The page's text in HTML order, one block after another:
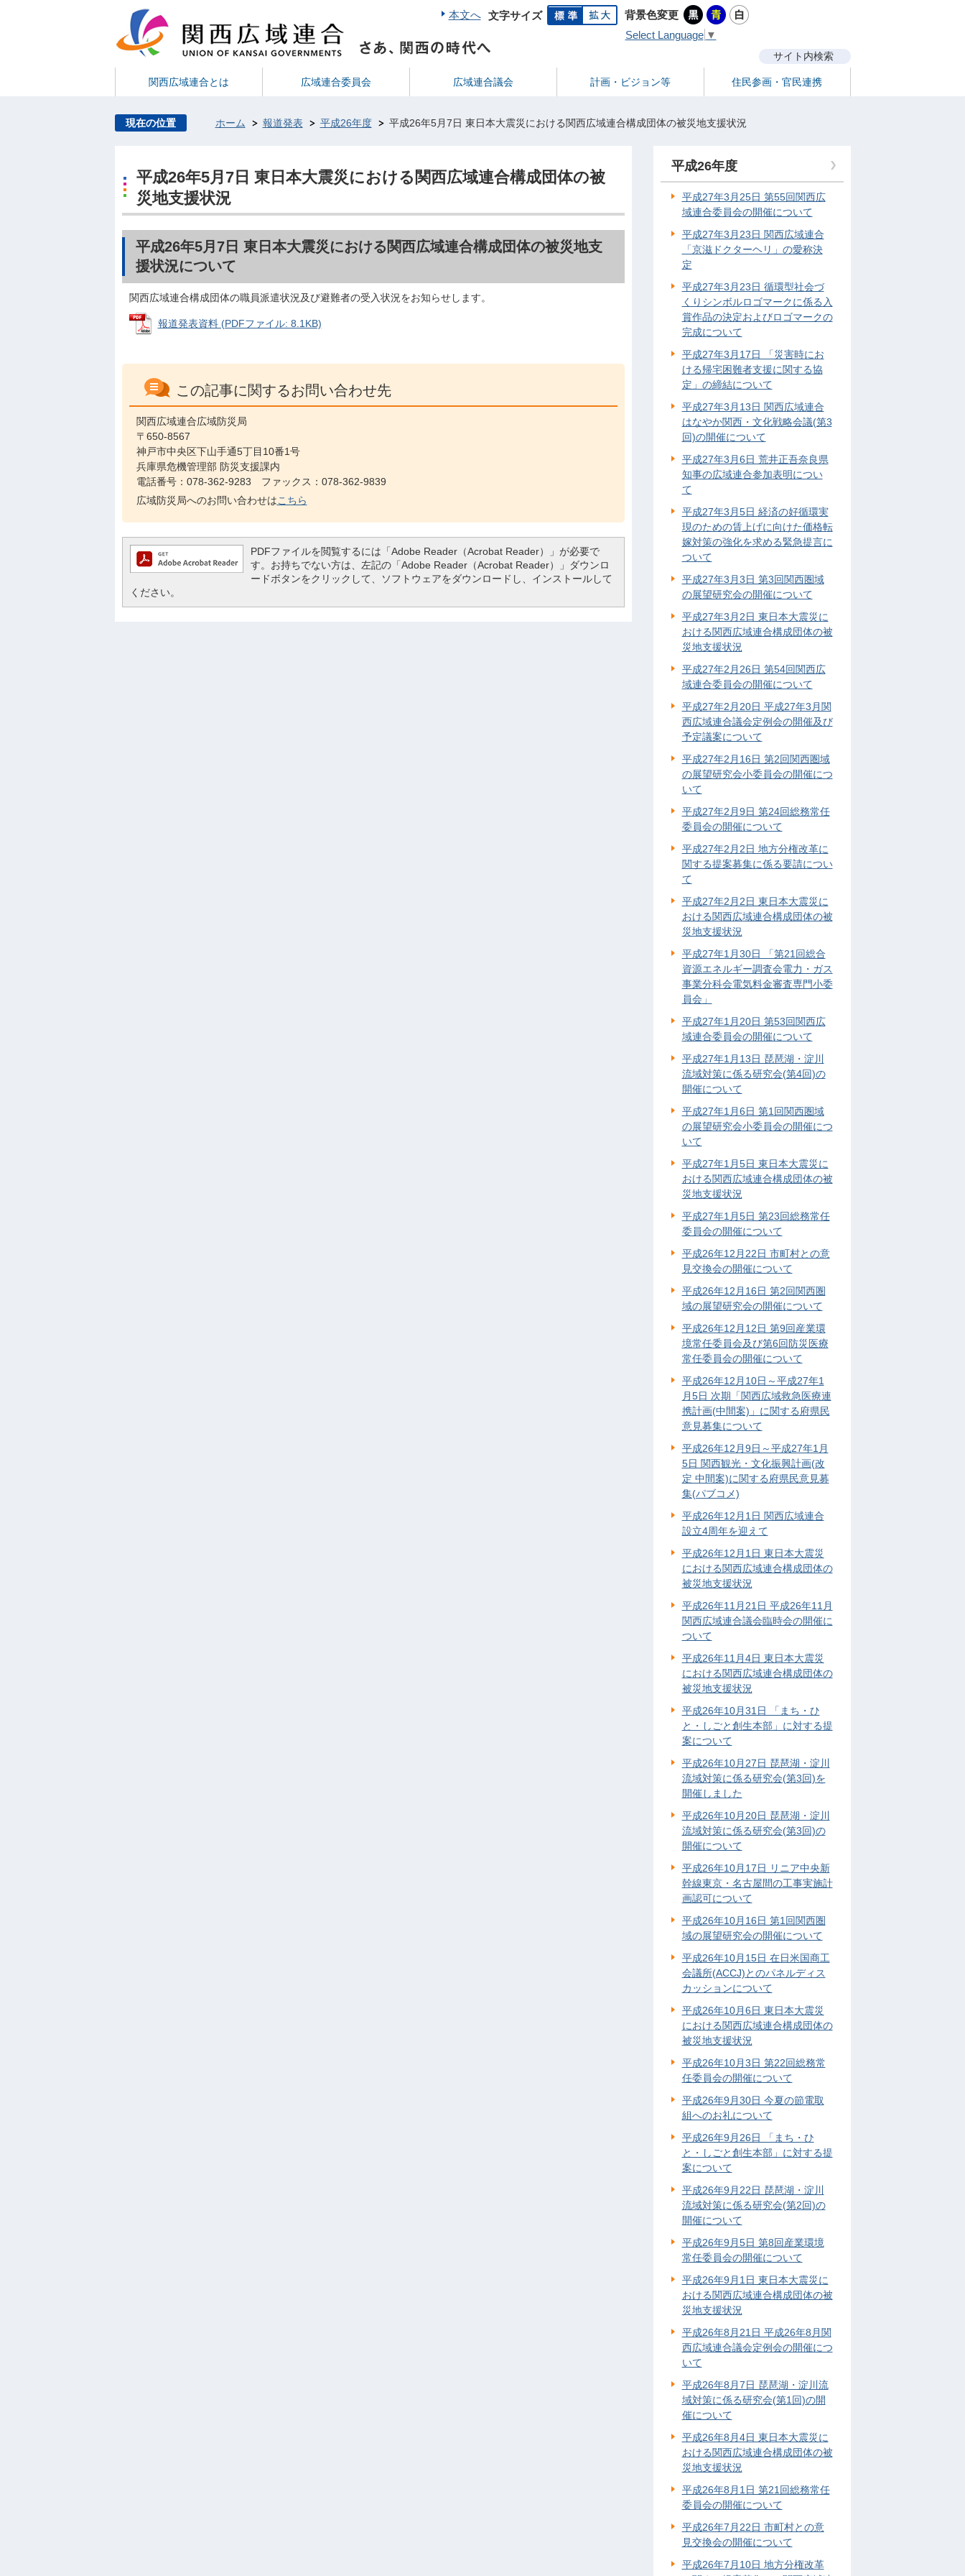
本文へ 文字サイズ
背景色変更
Select Language ▼
サイト内検索
関西広域連合とは 広域連合委員会 広域連合議会 計画・ビジョン等 住民参画・官民連携
現在の位置 ホーム 報道発表 平成26年度 平成26年5月7日 東日本大震災における関西広域連合構成団体の被災地支援状況
平成26年5月7日 東日本大震災における関西広域連合構成団体の被
災地支援状況
平成26年5月7日 東日本大震災における関西広域連合構成団体の被災地支
援状況について
関西広域連合構成団体の職員派遣状況及び避難者の受入状況をお知らせします。
報道発表資料 (PDFファイル: 8.1KB)
この記事に関するお問い合わせ先
関西広域連合広域防災局
〒650-8567
神戸市中央区下山手通5丁目10番1号
兵庫県危機管理部 防災支援課内
電話番号：078-362-9283 ファックス：078-362-9839
広域防災局へのお問い合わせはこちら
PDFファイルを閲覧するには「Adobe Reader（Acrobat Reader）」が必要で
す。お持ちでない方は、左記の「Adobe Reader（Acrobat Reader）」ダウンロ
ードボタンをクリックして、ソフトウェアをダウンロードし、インストールして
ください。
平成26年度
平成27年3月25日 第55回関西広
域連合委員会の開催について
平成27年3月23日 関西広域連合
「京滋ドクターヘリ」の愛称決
定
平成27年3月23日 循環型社会づ
くりシンボルロゴマークに係る入
賞作品の決定およびロゴマークの
完成について
平成27年3月17日 「災害時にお
ける帰宅困難者支援に関する協
定」の締結について
平成27年3月13日 関西広域連合
はなやか関西・文化戦略会議(第3
回)の開催について
平成27年3月6日 荒井正吾奈良県
知事の広域連合参加表明につい
て
平成27年3月5日 経済の好循環実
現のための賃上げに向けた価格転
嫁対策の強化を求める緊急提言に
ついて
平成27年3月3日 第3回関西圏域
の展望研究会の開催について
平成27年3月2日 東日本大震災に
おける関西広域連合構成団体の被
災地支援状況
平成27年2月26日 第54回関西広
域連合委員会の開催について
平成27年2月20日 平成27年3月関
西広域連合議会定例会の開催及び
予定議案について
平成27年2月16日 第2回関西圏域
の展望研究会小委員会の開催につ
いて
平成27年2月9日 第24回総務常任
委員会の開催について
平成27年2月2日 地方分権改革に
関する提案募集に係る要請につい
て
平成27年2月2日 東日本大震災に
おける関西広域連合構成団体の被
災地支援状況
平成27年1月30日 「第21回総合
資源エネルギー調査会電力・ガス
事業分科会電気料金審査専門小委
員会」
平成27年1月20日 第53回関西広
域連合委員会の開催について
平成27年1月13日 琵琶湖・淀川
流域対策に係る研究会(第4回)の
開催について
平成27年1月6日 第1回関西圏域
の展望研究会小委員会の開催につ
いて
平成27年1月5日 東日本大震災に
おける関西広域連合構成団体の被
災地支援状況
平成27年1月5日 第23回総務常任
委員会の開催について
平成26年12月22日 市町村との意
見交換会の開催について
平成26年12月16日 第2回関西圏
域の展望研究会の開催について
平成26年12月12日 第9回産業環
境常任委員会及び第6回防災医療
常任委員会の開催について
平成26年12月10日～平成27年1
月5日 次期「関西広域救急医療連
携計画(中間案)」に関する府県民
意見募集について
平成26年12月9日～平成27年1月
5日 関西観光・文化振興計画(改
定 中間案)に関する府県民意見募
集(パブコメ)
平成26年12月1日 関西広域連合
設立4周年を迎えて
平成26年12月1日 東日本大震災
における関西広域連合構成団体の
被災地支援状況
平成26年11月21日 平成26年11月
関西広域連合議会臨時会の開催に
ついて
平成26年11月4日 東日本大震災
における関西広域連合構成団体の
被災地支援状況
平成26年10月31日 「まち・ひ
と・しごと創生本部」に対する提
案について
平成26年10月27日 琵琶湖・淀川
流域対策に係る研究会(第3回)を
開催しました
平成26年10月20日 琵琶湖・淀川
流域対策に係る研究会(第3回)の
開催について
平成26年10月17日 リニア中央新
幹線東京・名古屋間の工事実施計
画認可について
平成26年10月16日 第1回関西圏
域の展望研究会の開催について
平成26年10月15日 在日米国商工
会議所(ACCJ)とのパネルディス
カッションについて
平成26年10月6日 東日本大震災
における関西広域連合構成団体の
被災地支援状況
平成26年10月3日 第22回総務常
任委員会の開催について
平成26年9月30日 今夏の節電取
組へのお礼について
平成26年9月26日 「まち・ひ
と・しごと創生本部」に対する提
案について
平成26年9月22日 琵琶湖・淀川
流域対策に係る研究会(第2回)の
開催について
平成26年9月5日 第8回産業環境
常任委員会の開催について
平成26年9月1日 東日本大震災に
おける関西広域連合構成団体の被
災地支援状況
平成26年8月21日 平成26年8月関
西広域連合議会定例会の開催につ
いて
平成26年8月7日 琵琶湖・淀川流
域対策に係る研究会(第1回)の開
催について
平成26年8月4日 東日本大震災に
おける関西広域連合構成団体の被
災地支援状況
平成26年8月1日 第21回総務常任
委員会の開催について
平成26年7月22日 市町村との意
見交換会の開催について
平成26年7月10日 地方分権改革